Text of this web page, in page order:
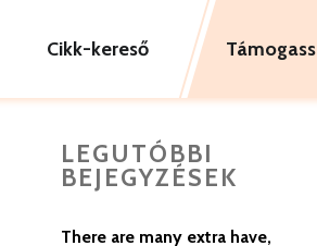
Cikk-kereső Támogass
LEGUTÓBBI
BEJEGYZÉSEK
There are many extra have,